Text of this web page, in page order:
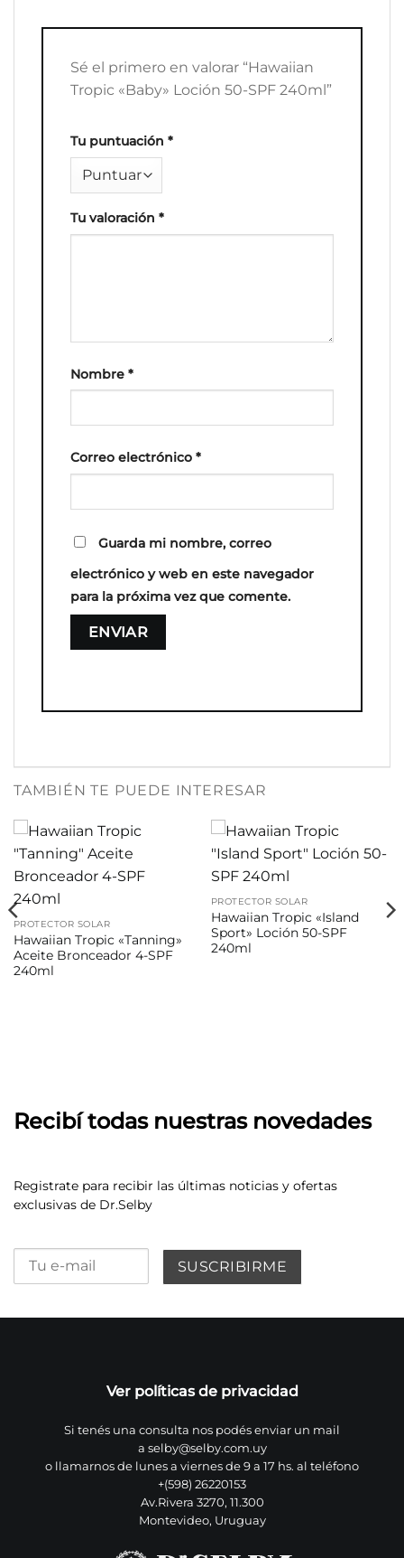
Sé el primero en valorar “Hawaiian
Tropic «Baby» Loción 50-SPF 240ml”
Tu puntuación *
Tu valoración *
Nombre *
Correo electrónico *
Guarda mi nombre, correo
electrónico y web en este navegador
para la próxima vez que comente.
TAMBIÉN TE PUEDE INTERESAR
PROTECTOR SOLAR
Hawaiian Tropic «Tanning»
Aceite Bronceador 4-SPF
240ml
PROTECTOR SOLAR
Hawaiian Tropic «Island
Sport» Loción 50-SPF
240ml
Recibí todas nuestras novedades
Registrate para recibir las últimas noticias y ofertas
exclusivas de Dr.Selby
Ver políticas de privacidad
Si tenés una consulta nos podés enviar un mail
a selby@selby.com.uy
o llamarnos de lunes a viernes de 9 a 17 hs. al teléfono
+(598) 26220153
Av.Rivera 3270, 11.300
Montevideo, Uruguay